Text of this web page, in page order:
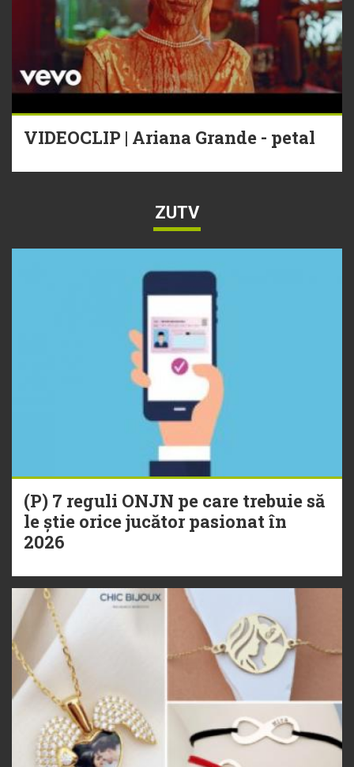
VIDEOCLIP | Ariana Grande - petal
ZUTV
(P) 7 reguli ONJN pe care trebuie să
le știe orice jucător pasionat în
2026